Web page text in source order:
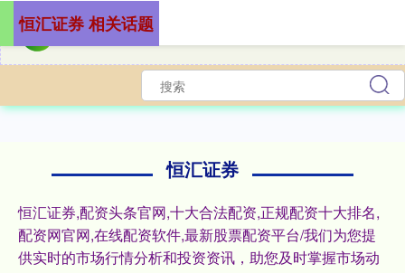
恒汇证券
恒汇证券,配资头条官网,十大合法配资,正规配资十大排名,
配资网官网,在线配资软件,最新股票配资平台/我们为您提
供实时的市场行情分析和投资资讯，助您及时掌握市场动
恒汇证券 相关话题